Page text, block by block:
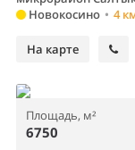
Новокосино • 4
На карте
Площадь, м²
6750